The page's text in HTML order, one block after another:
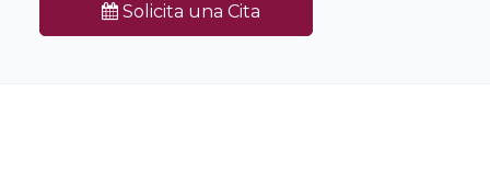
Solicita una Cita